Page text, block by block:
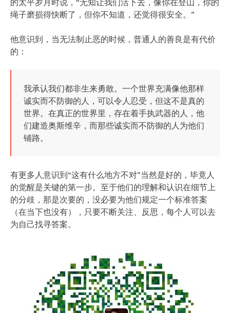
绳子磨损得快断了，但你不知道，还觉得很安全。”
他意识到，当无法制止恶的时候，普通人的善良是有代价
的：
我承认我们都非生来勇敢。一个世界充满像他那样
诚实而不防御的人，可以令人忍受，但这不是真的
世界。在真正的世界里，存在着手执武器的人，他
们建造奥斯维辛，而那些诚实而不防御的人为他们
铺路。
有更多人意识到“这有什么地方不对”当然是好的，毕竟人
的觉醒是关键的第一步。至于他们的理解和认识在细节上
的分歧，那是次要的，没必要为他们规定一个标准答案
（在当下也没有），只要不断关注、反思，每个人可以去
为自己找寻答案。